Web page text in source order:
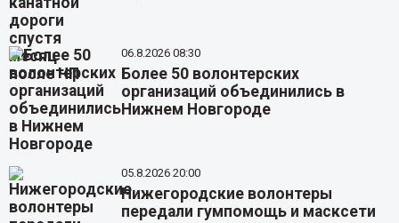
06.8.2026 08:30
Более 50 волонтерских
организаций объединились в
Нижнем Новгороде
05.8.2026 20:00
Нижегородские волонтеры
передали гумпомощь и масксети